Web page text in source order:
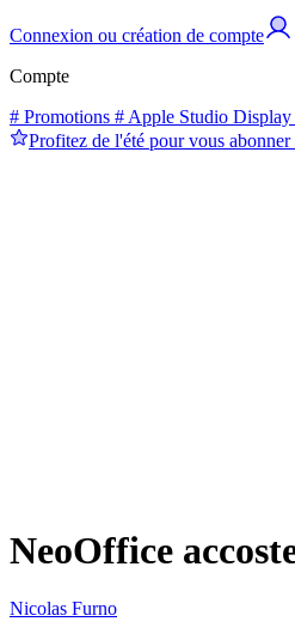
Connexion ou création de compte
Compte
# Promotions # Apple Studio Display
Profitez de l'été pour vous
NeoOffice
Nicolas Furno